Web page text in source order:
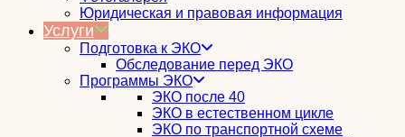
Юридическая и правовая информация
Услуги
Подготовка к ЭКО
Обследование перед ЭКО
Программы ЭКО
ЭКО после 40
ЭКО в естественном цикле
ЭКО по транспортной схеме